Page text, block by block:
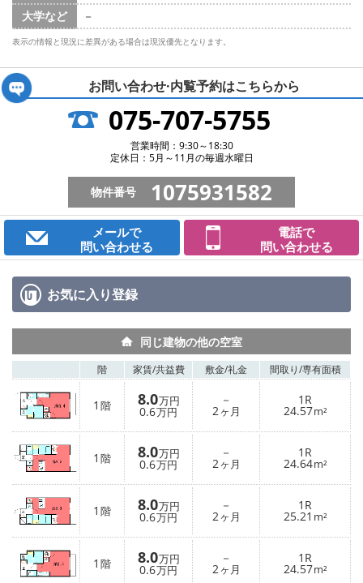
大学など
－
表示の情報と現況に差異がある場合は現況優先となります。
お問い合わせ·内覧予約はこちらから
075-707-5755
営業時間：9:30～18:30
定休日：5月～11月の毎週水曜日
物件番号 1075931582
メールで
問い合わせる
電話で
問い合わせる
お気に入り登録
同じ建物の他の空室
階 家賃/共益費 敷金/礼金 間取り/専有面積
1 階 8.0万円
0.6万円
－
2ヶ月
1R
24.57m²
1 階 8.0万円
0.6万円
－
2ヶ月
1R
24.64m²
1 階 8.0万円
0.6万円
－
2ヶ月
1R
25.21 m²
1 階 8.0万円
0.6万円
－
2ヶ月
1R
24.57m²